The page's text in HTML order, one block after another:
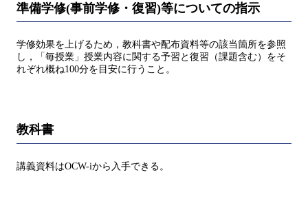
準備学修(事前学修・復習)等についての指示
学修効果を上げるため，教科書や配布資料等の該当箇所を参照
し，「毎授業」授業内容に関する予習と復習（課題含む）をそ
れぞれ概ね100分を目安に行うこと。
教科書
講義資料はOCW-iから入手できる。